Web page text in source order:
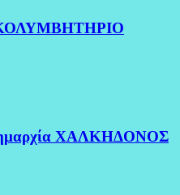
ΧΑΛΚΗΔΟΝΟΣ